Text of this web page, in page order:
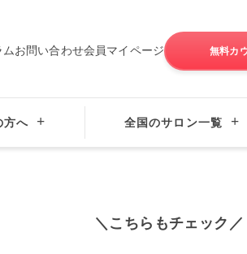
お問い合わせ会員マイページ 無料カ
方へ 全国のサロン一覧
＼こちらもチェック／